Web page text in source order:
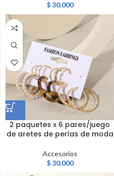
$30.000
2 paquetes x 6 pares/juego
de aretes de perlas de moda
Accesorios
$30.000